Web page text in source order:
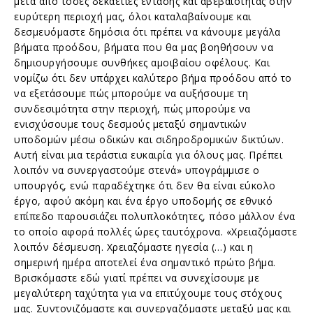
ευρύτερη περιοχή μας, όλοι καταλαβαίνουμε και
δεσμευόμαστε δημόσια ότι πρέπει να κάνουμε μεγάλα
βήματα προόδου, βήματα που θα μας βοηθήσουν να
δημιουργήσουμε συνθήκες αμοιβαίου οφέλους. Και
νομίζω ότι δεν υπάρχει καλύτερο βήμα προόδου από το
να εξετάσουμε πώς μπορούμε να αυξήσουμε τη
συνδεσιμότητα στην περιοχή, πώς μπορούμε να
ενισχύσουμε τους δεσμούς μεταξύ σημαντικών
υποδομών μέσω οδικών και σιδηροδρομικών δικτύων.
Αυτή είναι μια τεράστια ευκαιρία για όλους μας. Πρέπει
λοιπόν να συνεργαστούμε στενά» υπογράμμισε ο
υπουργός, ενώ παραδέχτηκε ότι δεν θα είναι εύκολο
έργο, αφού ακόμη και ένα έργο υποδομής σε εθνικό
επίπεδο παρουσιάζει πολυπλοκότητες, πόσο μάλλον ένα
το οποίο αφορά πολλές ώρες ταυτόχρονα. «Χρειαζόμαστε
λοιπόν δέσμευση. Χρειαζόμαστε ηγεσία (…) και η
σημερινή ημέρα αποτελεί ένα σημαντικό πρώτο βήμα.
Βρισκόμαστε εδώ γιατί πρέπει να συνεχίσουμε με
μεγαλύτερη ταχύτητα για να επιτύχουμε τους στόχους
μας. Συντονιζόμαστε και συνεργαζόμαστε μεταξύ μας και